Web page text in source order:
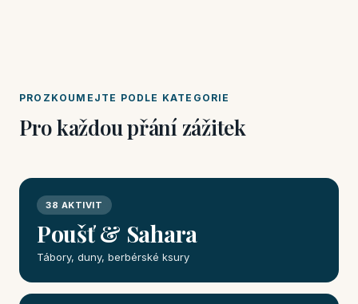
PROZKOUMEJTE PODLE KATEGORIE
Pro každou přání zážitek
38 AKTIVIT
Poušť & Sahara
Tábory, duny, berbérské ksury